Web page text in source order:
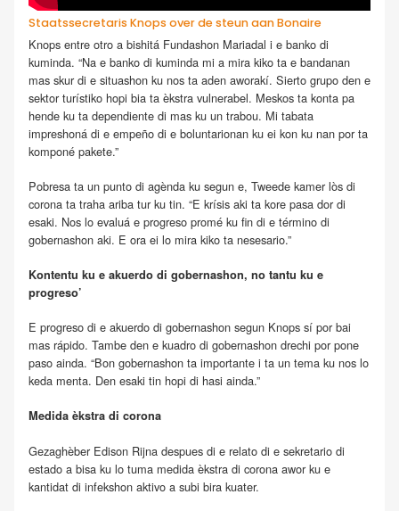
Staatssecretaris Knops over de steun aan Bonaire
Knops entre otro a bishitá Fundashon Mariadal i e banko di
kuminda. “Na e banko di kuminda mi a mira kiko ta e bandanan
mas skur di e situashon ku nos ta aden aworakí. Sierto grupo den e
sektor turístiko hopi bia ta èkstra vulnerabel. Meskos ta konta pa
hende ku ta dependiente di mas ku un trabou. Mi tabata
impreshoná di e empeño di e boluntarionan ku ei kon ku nan por ta
komponé pakete.”
Pobresa ta un punto di agènda ku segun e, Tweede kamer lòs di
corona ta traha ariba tur ku tin. “E krísis aki ta kore pasa dor di
esaki. Nos lo evaluá e progreso promé ku fin di e término di
gobernashon aki. E ora ei lo mira kiko ta nesesario.”
Kontentu ku e akuerdo di gobernashon, no tantu ku e
progreso’
E progreso di e akuerdo di gobernashon segun Knops sí por bai
mas rápido. Tambe den e kuadro di gobernashon drechi por pone
paso ainda. “Bon gobernashon ta importante i ta un tema ku nos lo
keda menta. Den esaki tin hopi di hasi ainda.”
Medida èkstra di corona
Gezaghèber Edison Rijna despues di e relato di e sekretario di
estado a bisa ku lo tuma medida èkstra di corona awor ku e
kantidat di infekshon aktivo a subi bira kuater.